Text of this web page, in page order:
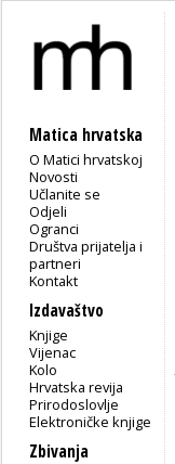
Matica hrvatska
O Matici hrvatskoj
Novosti
Učlanite se
Odjeli
Ogranci
Društva prijatelja i
partneri
Kontakt
Izdavaštvo
Knjige
Vijenac
Kolo
Hrvatska revija
Prirodoslovlje
Elektroničke knjige
Zbivanja